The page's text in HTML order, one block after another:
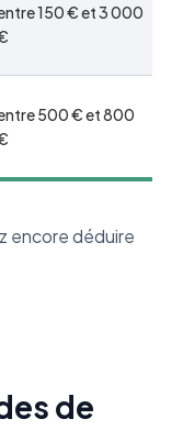
150 € et 3 000
500 € et 800
encore déduire
de